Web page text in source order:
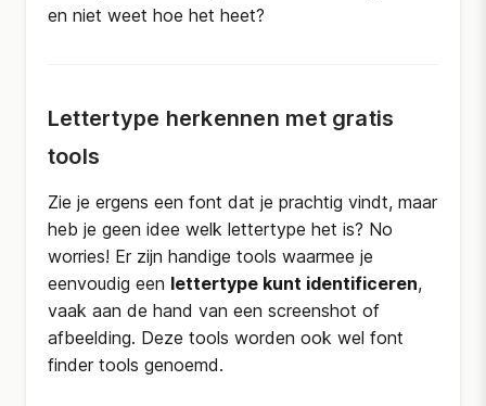
en niet weet hoe het heet?
Lettertype herkennen met gratis
tools
Zie je ergens een font dat je prachtig vindt, maar
heb je geen idee welk lettertype het is? No
worries! Er zijn handige tools waarmee je
eenvoudig een lettertype kunt identificeren,
vaak aan de hand van een screenshot of
afbeelding. Deze tools worden ook wel font
finder tools genoemd.